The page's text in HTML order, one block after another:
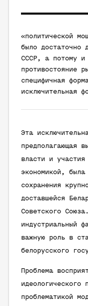
«политической
было достаточно
СССР, а потому и
противостояние
специфичная
исключительная
Эта
предполагающая
власти и участия
экономикой, была
сохранения
доставшейся
Советского
индустриальный
важную роль в
белорусского
Проблема
идеологического
проблематикой